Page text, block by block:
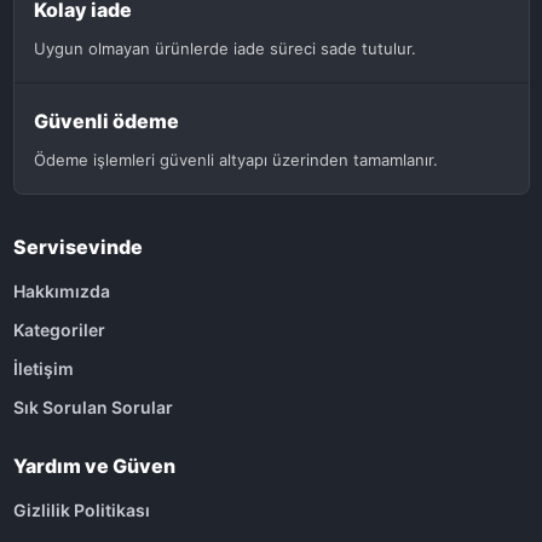
Kolay iade
Uygun olmayan ürünlerde iade süreci sade tutulur.
Güvenli ödeme
Ödeme işlemleri güvenli altyapı üzerinden tamamlanır.
Servisevinde
Hakkımızda
Kategoriler
İletişim
Sık Sorulan Sorular
Yardım ve Güven
Gizlilik Politikası